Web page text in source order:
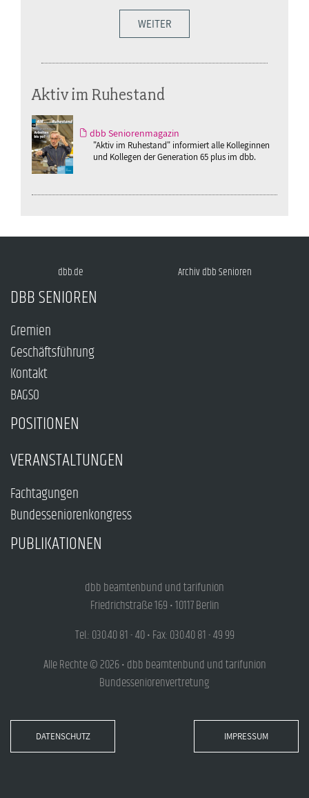
WEITER
Aktiv im Ruhestand
dbb Seniorenmagazin
"Aktiv im Ruhestand" informiert alle Kolleginnen
und Kollegen der Generation 65 plus im dbb.
dbb.de Archiv dbb Senioren
DBB SENIOREN
Gremien
Geschäftsführung
Kontakt
BAGSO
POSITIONEN
VERANSTALTUNGEN
Fachtagungen
Bundesseniorenkongress
PUBLIKATIONEN
dbb beamtenbund und tarifunion
Friedrichstraße 169 • 10117 Berlin
Tel.: 030.40 81 - 40 • Fax: 030.40 81 - 49 99
Alle Rechte © 2026 • dbb beamtenbund und tarifunion
Bundesseniorenvertretung
DATENSCHUTZ IMPRESSUM